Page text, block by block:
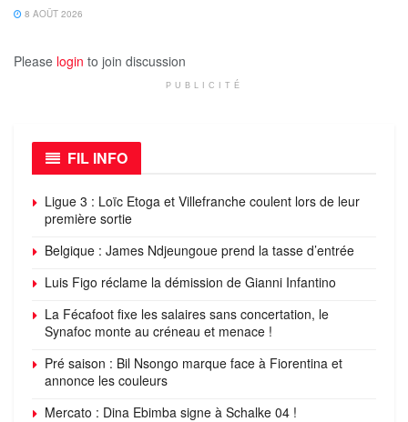
8 AOÛT 2026
Please login to join discussion
PUBLICITÉ
FIL INFO
Ligue 3 : Loïc Etoga et Villefranche coulent lors de leur
première sortie
Belgique : James Ndjeungoue prend la tasse d’entrée
Luis Figo réclame la démission de Gianni Infantino
La Fécafoot fixe les salaires sans concertation, le
Synafoc monte au créneau et menace !
Pré saison : Bil Nsongo marque face à Fiorentina et
annonce les couleurs
Mercato : Dina Ebimba signe à Schalke 04 !